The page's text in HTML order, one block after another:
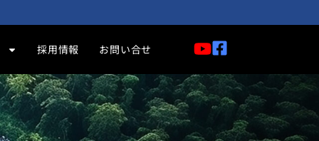
採用情報 お問い合せ